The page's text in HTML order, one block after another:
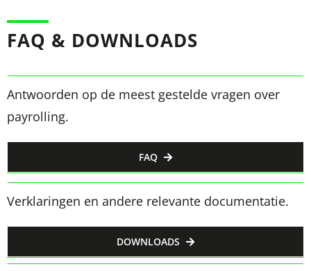
FAQ & DOWNLOADS
Antwoorden op de meest gestelde vragen over
payrolling.
FAQ
Verklaringen en andere relevante documentatie.
DOWNLOADS